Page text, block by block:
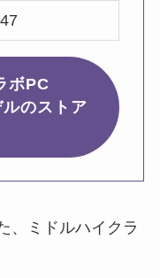
ボPC
のストア
、ミドルハイクラ